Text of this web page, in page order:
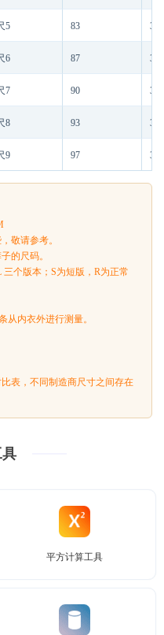
5 83 3
6 87 3
7 90 3
8 93 3
9 97 3
敬请参考。
的尺码。
个版本；S为短版，R为正常
从内衣外进行测量。
表，不同制造商尺寸之间存在
平方计算工具